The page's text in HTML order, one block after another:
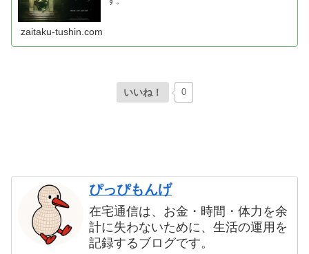
zaitaku-tushin.com
いいね！ 0
ぴっぴもんげ
在宅通信は、お金・時間・体力を余
計に失わないために、生活の運用を
記録するブログです。